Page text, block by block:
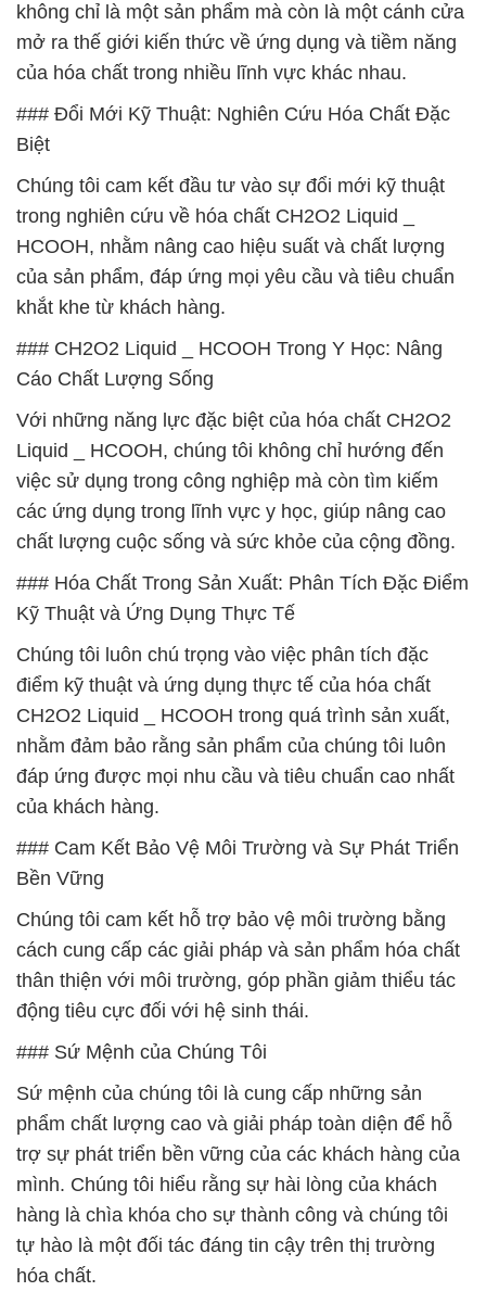
không chỉ là một sản phẩm mà còn là một cánh cửa
mở ra thế giới kiến thức về ứng dụng và tiềm năng
của hóa chất trong nhiều lĩnh vực khác nhau.
### Đổi Mới Kỹ Thuật: Nghiên Cứu Hóa Chất Đặc
Biệt
Chúng tôi cam kết đầu tư vào sự đổi mới kỹ thuật
trong nghiên cứu về hóa chất CH2O2 Liquid _
HCOOH, nhằm nâng cao hiệu suất và chất lượng
của sản phẩm, đáp ứng mọi yêu cầu và tiêu chuẩn
khắt khe từ khách hàng.
### CH2O2 Liquid _ HCOOH Trong Y Học: Nâng
Cáo Chất Lượng Sống
Với những năng lực đặc biệt của hóa chất CH2O2
Liquid _ HCOOH, chúng tôi không chỉ hướng đến
việc sử dụng trong công nghiệp mà còn tìm kiếm
các ứng dụng trong lĩnh vực y học, giúp nâng cao
chất lượng cuộc sống và sức khỏe của cộng đồng.
### Hóa Chất Trong Sản Xuất: Phân Tích Đặc Điểm
Kỹ Thuật và Ứng Dụng Thực Tế
Chúng tôi luôn chú trọng vào việc phân tích đặc
điểm kỹ thuật và ứng dụng thực tế của hóa chất
CH2O2 Liquid _ HCOOH trong quá trình sản xuất,
nhằm đảm bảo rằng sản phẩm của chúng tôi luôn
đáp ứng được mọi nhu cầu và tiêu chuẩn cao nhất
của khách hàng.
### Cam Kết Bảo Vệ Môi Trường và Sự Phát Triển
Bền Vững
Chúng tôi cam kết hỗ trợ bảo vệ môi trường bằng
cách cung cấp các giải pháp và sản phẩm hóa chất
thân thiện với môi trường, góp phần giảm thiểu tác
động tiêu cực đối với hệ sinh thái.
### Sứ Mệnh của Chúng Tôi
Sứ mệnh của chúng tôi là cung cấp những sản
phẩm chất lượng cao và giải pháp toàn diện để hỗ
trợ sự phát triển bền vững của các khách hàng của
mình. Chúng tôi hiểu rằng sự hài lòng của khách
hàng là chìa khóa cho sự thành công và chúng tôi
tự hào là một đối tác đáng tin cậy trên thị trường
hóa chất.